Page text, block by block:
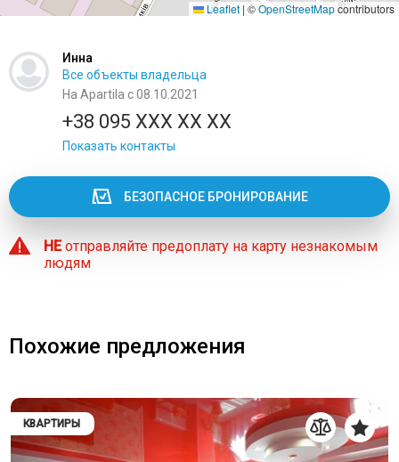
Leaflet | ©OpenStreetMapcontributors
Инна
Все объекты владельца
На Apartila с 08.10.2021
+38 095 XXX XX XX
Показать контакты
БЕЗОПАСНОЕ БРОНИРОВАНИЕ
НЕотправляйте предоплату на карту незнакомым
людям
Похожие предложения
КВАРТИРЫ